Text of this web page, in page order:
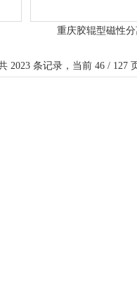
重庆胶辊型磁性分
2023 条记录，当前 46 / 127